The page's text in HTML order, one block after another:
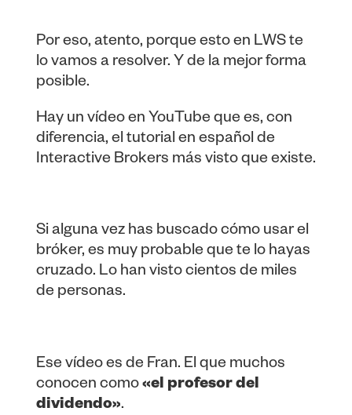
Por eso, atento, porque esto en LWS te
lo vamos a resolver. Y de la mejor forma
posible.
Hay un vídeo en YouTube que es, con
diferencia, el tutorial en español de
Interactive Brokers más visto que existe.
Si alguna vez has buscado cómo usar el
bróker, es muy probable que te lo hayas
cruzado. Lo han visto cientos de miles
de personas.
Ese vídeo es de Fran. El que muchos
conocen como«el profesor del
dividendo».